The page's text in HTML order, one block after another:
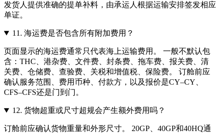
发货人提供准确的提单补料，由承运人根据运输安排签发相应
单证。
11. 海运费是否包含所有附加费用？
页面显示的海运费通常只代表海上运输费用。 一般不默认包
含：THC、港杂费、文件费、封条费、拖车费、报关费、清
关费、仓储费、查验费、关税和增值税、保险费。 订舱前应
确认服务范围、费用币种、付款方，以及报价是CY–CY、
CFS–CFS还是门到门。
12. 货物超重或尺寸超规会产生额外费用吗？
订舱前应确认货物重量和外形尺寸。 20GP、40GP和40HQ通